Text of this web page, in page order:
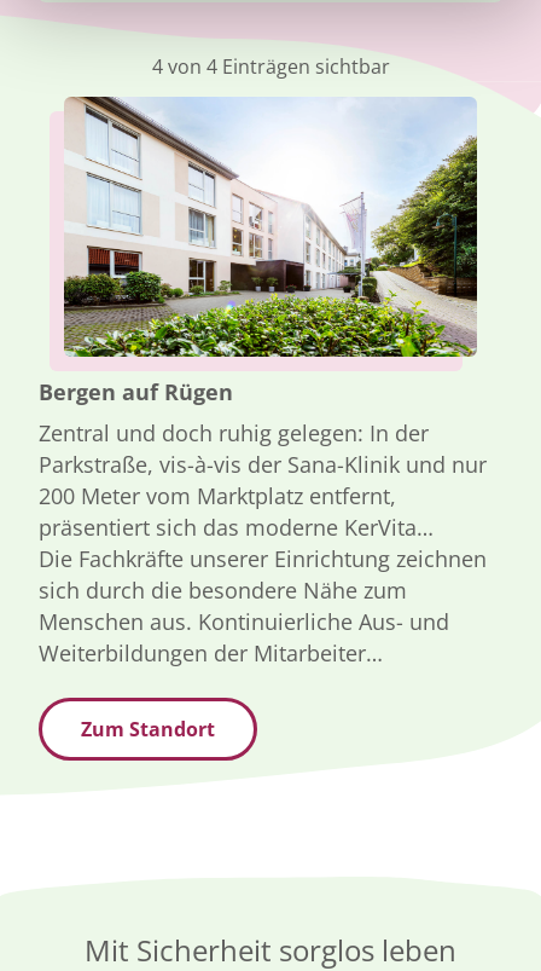
4von 4Einträgen sichtbar
Bergen auf Rügen
Zentral und doch ruhig gelegen: In der
Parkstraße, vis-à-vis der Sana-Klinik und nur
200 Meter vom Marktplatz entfernt,
präsentiert sich das moderne KerVita
Senioren-Zentrum „Am Park“ in Bergen auf
Rügen. In der stilvollen und behaglichen
Atmosphäre erfreuen sich unsere Bewohner
einer erstklassigen Betreuung und
Die Fachkräfte unserer Einrichtung zeichnen
sich durch die besondere Nähe zum
Menschen aus. Kontinuierliche Aus- und
Weiterbildungen der Mitarbeiter
Kompetenz. Wir möchten Ihnen jederzeit das
Gefühl vermitteln, zu Hause zu sein.
Zum Standort
Mit Sicherheit sorglos leben